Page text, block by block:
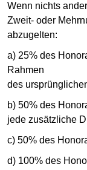
Wenn nichts
Zweit- oder
abzugelten:
a) 25% des
Rahmen
des
b) 50% des
jede zusätzliche
c) 50% des
d) 100% des